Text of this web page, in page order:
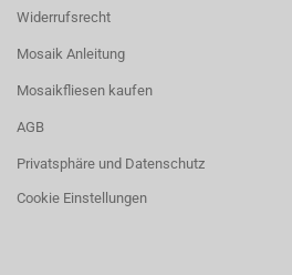
Widerrufsrecht
Mosaik Anleitung
Mosaikfliesen kaufen
AGB
Privatsphäre und Datenschutz
Cookie Einstellungen